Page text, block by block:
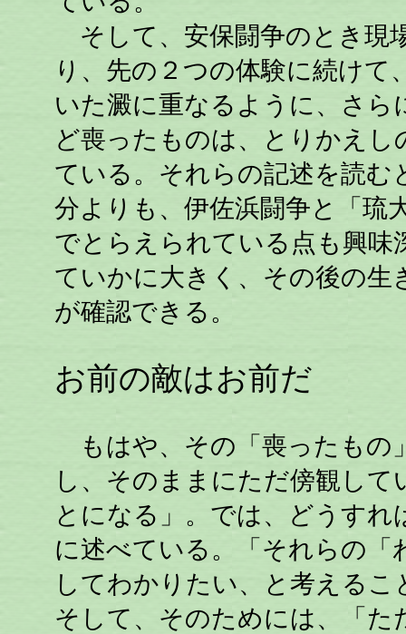
そして、安保闘争のとき現
り、先の２つの体験に続け
いた澱に重なるように、さ
ど喪ったものは、とりかえ
ている。それらの記述を読む
分よりも、伊佐浜闘争と「琉
でとらえられている点も興味
ていかに大きく、その後の生
が確認できる。
お前の敵はお前だ
もはや、その「喪ったもの
し、そのままにただ傍観し
とになる」。では、どうす
に述べている。「それらの
してわかりたい、と考える
そして、そのためには、「